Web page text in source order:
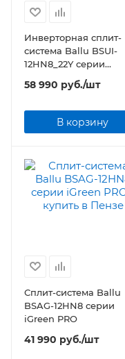
Инверторная сплит-
система Ballu BSUI-
12HN8_22Y серии
Platinum Evolution DC
Inverter
58 990 руб./шт
В корзину
Сплит-система Ballu
BSAG-12HN8 серии
iGreen PRO
41 990 руб./шт